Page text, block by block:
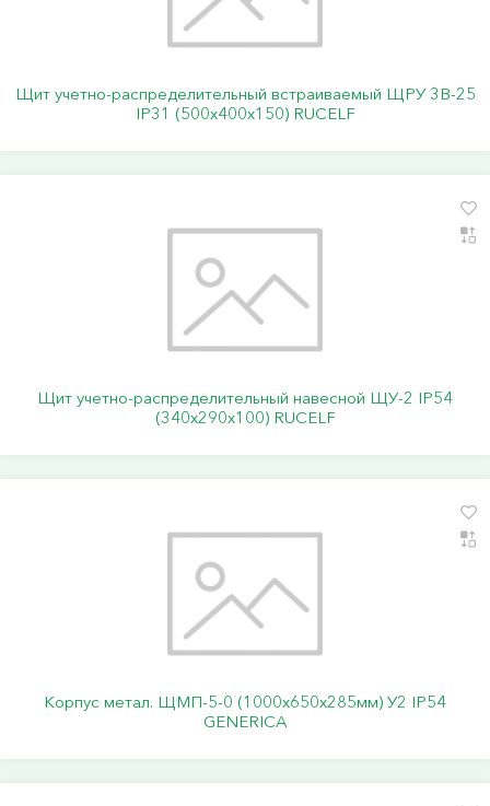
Щит учетно-распределительный встраиваемый ЩРУ 3В-25
IP31 (500х400х150) RUCELF
Щит учетно-распределительный навесной ЩУ-2 IP54
(340х290х100) RUCELF
Корпус метал. ЩМП-5-0 (1000х650х285мм) У2 IP54
GENERICA